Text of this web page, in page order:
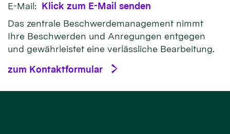
E-Mail: Klick zum E-Mail senden
Das zentrale Beschwerdemanagement nimmt
Ihre Beschwerden und Anregungen entgegen
und gewährleistet eine verlässliche Bearbeitung.
zum Kontaktformular